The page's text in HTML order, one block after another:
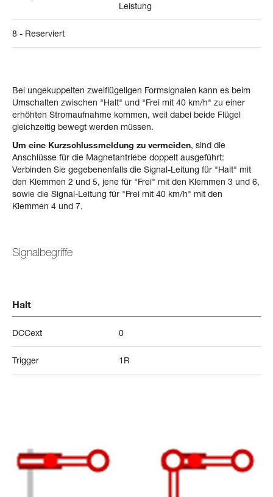
Leistung
8 - Reserviert
Bei ungekuppelten zweiflügeligen Formsignalen kann es beim
Umschalten zwischen "Halt" und "Frei mit 40 km/h" zu einer
erhöhten Stromaufnahme kommen, weil dabei beide Flügel
gleichzeitig bewegt werden müssen.
Um eine Kurzschlussmeldung zu vermeiden, sind die
Anschlüsse für die Magnetantriebe doppelt ausgeführt:
Verbinden Sie gegebenenfalls die Signal-Leitung für "Halt" mit
den Klemmen 2 und 5, jene für "Frei" mit den Klemmen 3 und 6,
sowie die Signal-Leitung für "Frei mit 40 km/h" mit den
Klemmen 4 und 7.
Signalbegriffe
Halt
DCCext 0
Trigger 1R